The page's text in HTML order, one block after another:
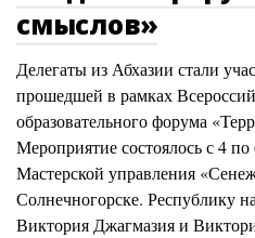
смыслов»
Делегаты из Абхазии стали
прошедшей в рамках
образовательного форума
Мероприятие состоялось с 4
Мастерской управления
Солнечногорске. Республику
Виктория Джагмазия и